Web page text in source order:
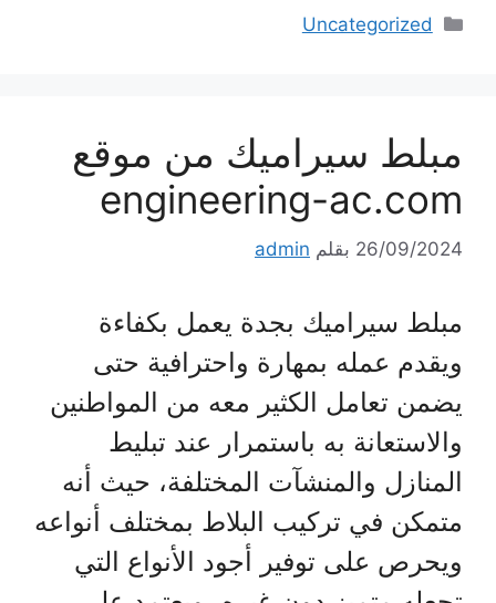
التصنيفات
Uncategorized
مبلط سيراميك من موقع
engineering-ac.com
26/09/2024 بقلم admin
مبلط سيراميك بجدة يعمل بكفاءة
ويقدم عمله بمهارة واحترافية حتى
يضمن تعامل الكثير معه من المواطنين
والاستعانة به باستمرار عند تبليط
المنازل والمنشآت المختلفة، حيث أنه
متمكن في تركيب البلاط بمختلف أنواعه
ويحرص على توفير أجود الأنواع التي